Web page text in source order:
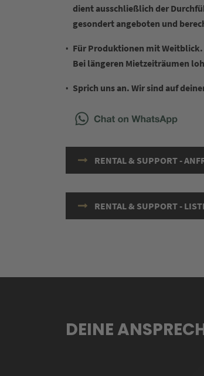
dient ausschließlich der
gesondert angeboten und
Für Produktionen mit Weitblick.
Bei längeren Mietzeiträumen
Sprich uns an. Wir sind auf
RENTAL & SUPPORT -
RENTAL & SUPPORT -
DEINE